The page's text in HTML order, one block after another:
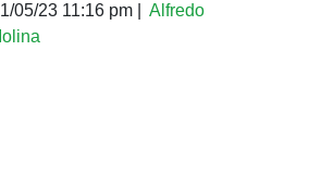
05/23 11:16 pm|
Alfredo